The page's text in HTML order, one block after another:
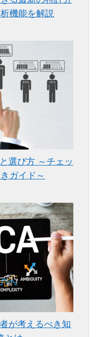
機能を解説
選び方 ～チェッ
ガイド～
が考えるべき知